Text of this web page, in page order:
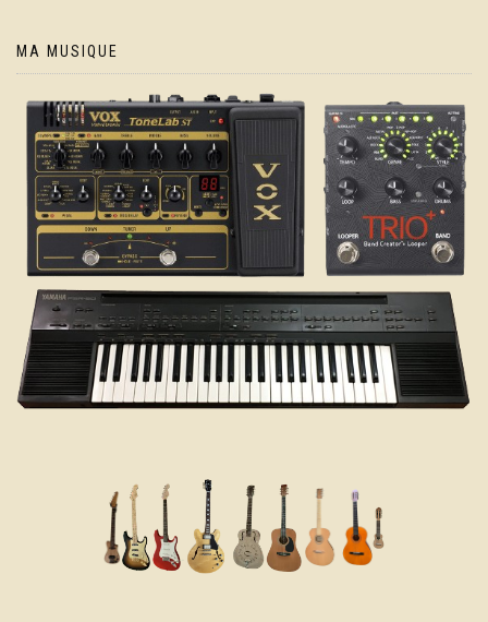
MA MUSIQUE